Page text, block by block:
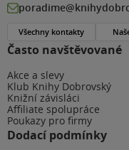
Často navštěvované
Akce a slevy
Klub Knihy Dobrovský
Knižní závisláci
Affiliate spolupráce
Poukazy pro firmy
Dodací podmínky
Všechny kontakty